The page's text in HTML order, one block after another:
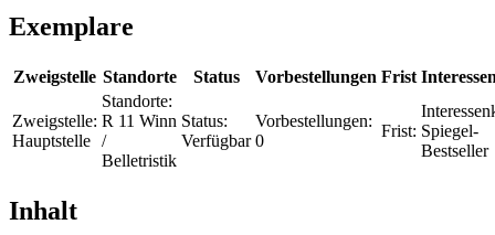
Exemplare
Zweigstelle Standorte Status Vorbestellungen Frist
Zweigstelle:
Hauptstelle
Standorte:
R 11 Winn
/
Belletristik
Status:
Verfügbar
Vorbestellungen:
0
Frist: Spiegel-
Bestseller
Inhalt